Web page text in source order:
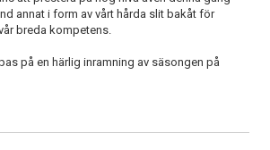
annat i form av vårt hårda slit bakåt för
breda kompetens.
på en härlig inramning av säsongen på